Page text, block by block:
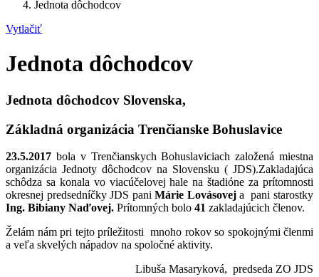
Jednota dôchodcov
Vytlačiť
Jednota dôchodcov
Jednota dôchodcov Slovenska,
Základná organizácia Trenčianske Bohuslavice
23.5.2017 bola v Trenčianskych Bohuslaviciach založená miestna
organizácia Jednoty dôchodcov na Slovensku ( JDS).Zakladajúca
schôdza sa konala vo viacúčelovej hale na štadióne za prítomnosti
okresnej predsedníčky JDS paniMárie Lovásoveja pani starostky
Ing. Bibiany Naďovej. Prítomných bolo 41 zakladajúcich členov.
Želám nám pri tejto príležitosti mnoho rokov so spokojnými členmi
a veľa skvelých nápadov na spoločné aktivity.
Libuša Masaryková, predseda ZO JDS